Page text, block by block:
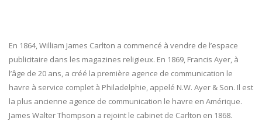
En 1864, William James Carlton a commencé à vendre de l’espace
publicitaire dans les magazines religieux. En 1869, Francis Ayer, à
l’âge de 20 ans, a créé la première agence de communication le
havre à service complet à Philadelphie, appelé N.W. Ayer & Son. Il est
la plus ancienne agence de communication le havre en Amérique.
James Walter Thompson a rejoint le cabinet de Carlton en 1868.